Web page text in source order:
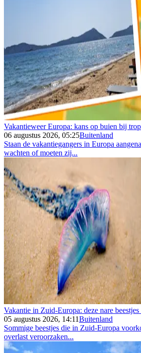
Vakantieweer Europa: kans op buien bij
06 augustus 2026, 05:25Buitenland
Staan de vakantiegangers in Europa
wachten of moeten zij...
Vakantie in Zuid-Europa: deze nare
05 augustus 2026, 14:11Buitenland
Sommige beestjes die in Zuid-Europa
overlast veroorzaken...